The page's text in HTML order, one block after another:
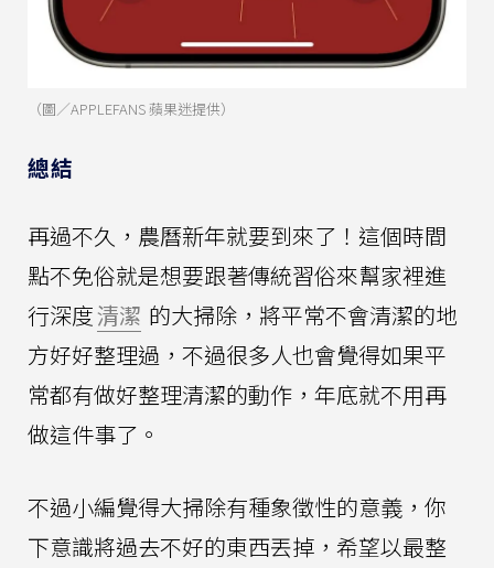
（圖／APPLEFANS 蘋果迷提供）
總結
再過不久，農曆新年就要到來了！這個時間
點不免俗就是想要跟著傳統習俗來幫家裡進
行深度清潔 的大掃除，將平常不會清潔的地
方好好整理過，不過很多人也會覺得如果平
常都有做好整理清潔的動作，年底就不用再
做這件事了。
不過小編覺得大掃除有種象徵性的意義，你
下意識將過去不好的東西丟掉，希望以最整